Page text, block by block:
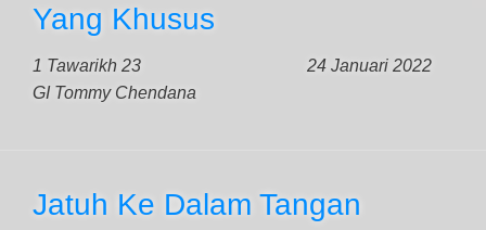
Yang Khusus
1 Tawarikh 23
24 Januari 2022
GI Tommy Chendana
Jatuh Ke Dalam Tangan